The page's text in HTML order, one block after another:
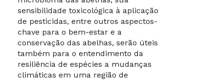
sensibilidade toxicológica à aplicação
de pesticidas, entre outros aspectos-
chave para o bem-estar e a
conservação das abelhas, serão úteis
também para o entendimento da
resiliência de espécies a mudanças
climáticas em uma região de